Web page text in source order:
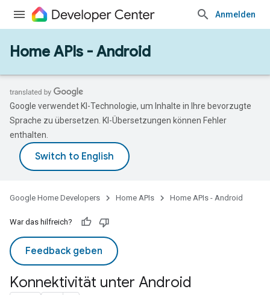
Anmelden
Home APIs - Android
Google verwendet KI-Technologie, um Inhalte in Ihre bevorzugte
Sprache zu übersetzen. KI-Übersetzungen können Fehler
enthalten.
Google Home Developers Home APIs Home APIs - Android
War das hilfreich?
Feedback geben
Konnektivität unter Android